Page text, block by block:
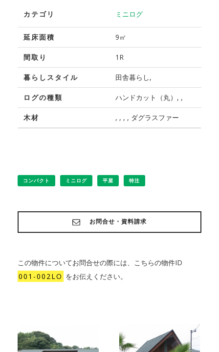
カテゴリ ミニログ
延床面積 9㎡
間取り 1R
暮らしスタイル 田舎暮らし,
ログの種類 ハンドカット（丸）, ,
木材 , , , , ダグラスファー
コンパクト ミニログ 平屋 特注
お問合せ・資料請求
この物件についてお問合せの際には、こちらの物件ID
001-002LO をお伝えください。